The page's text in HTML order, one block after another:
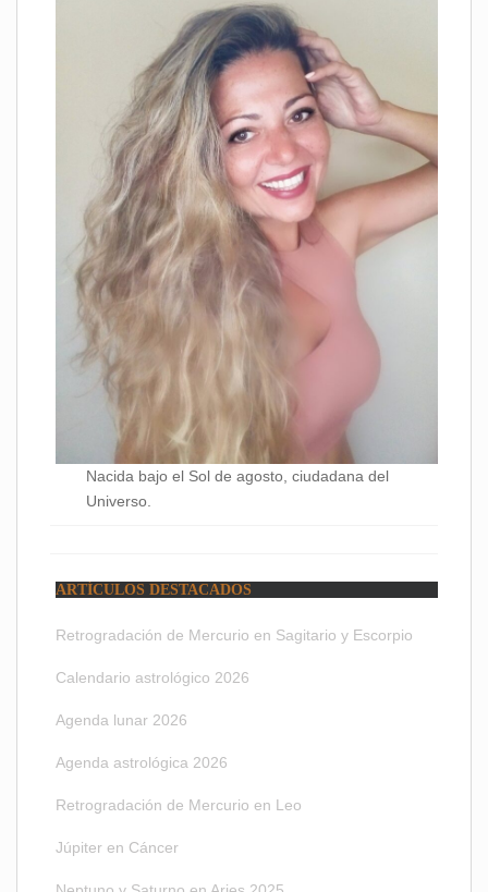
Nacida bajo el Sol de agosto, ciudadana del
Universo.
ARTÍCULOS DESTACADOS
Retrogradación de Mercurio en Sagitario y Escorpio
Calendario astrológico 2026
Agenda lunar 2026
Agenda astrológica 2026
Retrogradación de Mercurio en Leo
Júpiter en Cáncer